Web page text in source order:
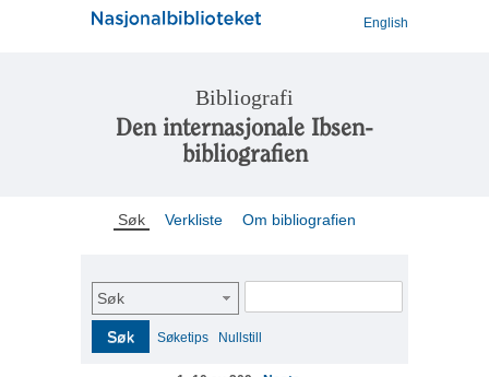
English
Bibliografi
Den internasjonale Ibsen-
bibliografien
Søk Verkliste Om bibliografien
Søk
Søk Søketips Nullstill